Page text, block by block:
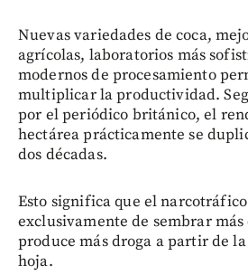
Nuevas variedades de coca,
agrícolas, laboratorios más
modernos de procesamiento
multiplicar la productividad.
por el periódico británico, el
hectárea prácticamente se
dos décadas.
Esto significa que el
exclusivamente de sembrar más
produce más droga a partir de
hoja.